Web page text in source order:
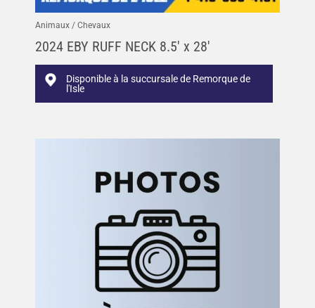
Animaux / Chevaux
2024 EBY RUFF NECK 8.5′ x 28′
Disponible à la succursale de Remorque de
l'Isle